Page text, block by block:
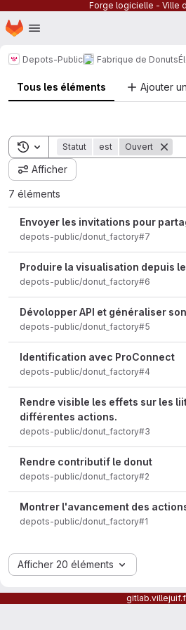
Forge logicielle - Ville
Passer au contenu principal
Page d'accueil
Depots-Public Fabrique de Donuts
Tous les éléments Ajouter
Toggle search history
Statut est Ouvert
Afficher
7 éléments
Envoyer les invitations pour
depots-public/donut_factory#7
Produire la visualisation depuis
depots-public/donut_factory#6
Dévolopper API et généraliser
depots-public/donut_factory#5
Identification avec ProConnect
depots-public/donut_factory#4
Rendre visible les effets sur les
différentes actions.
depots-public/donut_factory#3
Rendre contributif le donut
depots-public/donut_factory#2
Montrer l'avancement des
depots-public/donut_factory#1
Afficher 20 éléments